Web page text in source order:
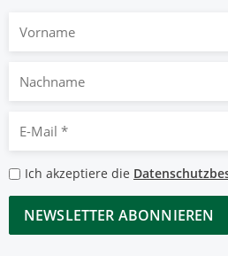
Nachname
Mail
Datenschutzbestimmungen
*
Ich akzeptiere die
CAPTCHA